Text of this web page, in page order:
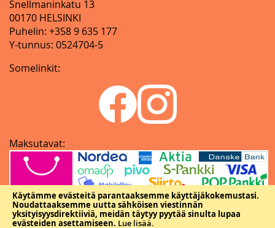
Käytämme evästeitä parantaaksemme käyttäjäkokemustasi.
Noudattaaksemme uutta sähköisen viestinnän
yksityisyysdirektiiviä, meidän täytyy pyytää sinulta lupaa
evästeiden asettamiseen. Lue lisää.
Snellmaninkatu 13
00170 HELSINKI
Puhelin: +358 9 635 177
Y-tunnus: 0524704-5
Somelinkit:
Maksutavat: